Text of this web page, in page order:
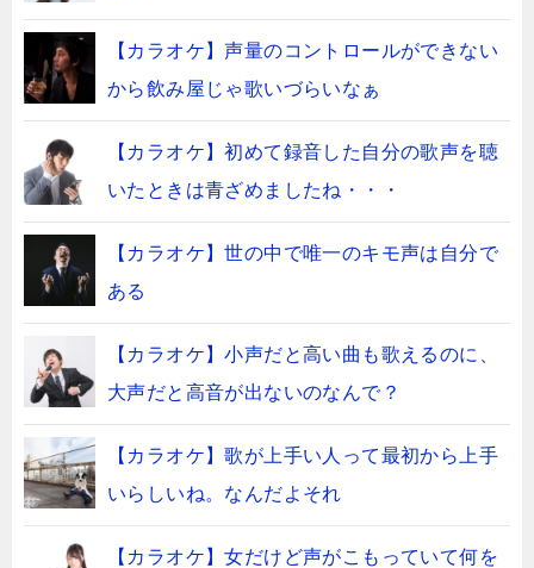
【カラオケ】声量のコントロールができない
から飲み屋じゃ歌いづらいなぁ
【カラオケ】初めて録音した自分の歌声を聴
いたときは青ざめましたね・・・
【カラオケ】世の中で唯一のキモ声は自分で
ある
【カラオケ】小声だと高い曲も歌えるのに、
大声だと高音が出ないのなんで？
【カラオケ】歌が上手い人って最初から上手
いらしいね。なんだよそれ
【カラオケ】女だけど声がこもっていて何を